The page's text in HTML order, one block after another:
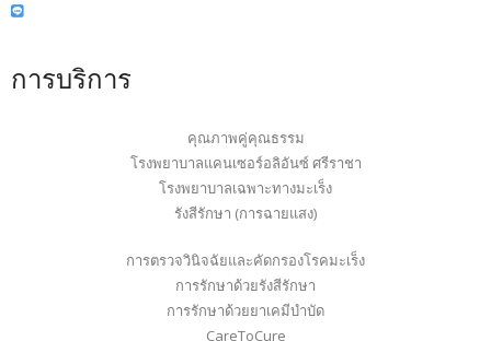
การบริการ
คุณภาพคู่คุณธรรม
โรงพยาบาลแคนเซอร์อลิอันซ์ ศรีราชา
โรงพยาบาลเฉพาะทางมะเร็ง
รังสีรักษา (การฉายแสง)
การตรวจวินิจฉัยและคัดกรองโรคมะเร็ง
การรักษาด้วยรังสีรักษา
การรักษาด้วยยาเคมีบำบัด
CareToCure